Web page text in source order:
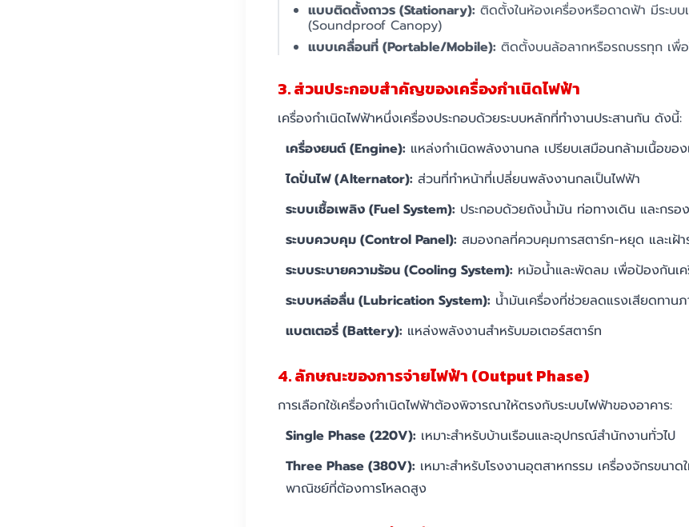
แบบติดตั้งถาวร (Stationary): ติดตั้งในห้องเครื่องหรือดาดฟ้า มีระบบ
(Soundproof Canopy)
แบบเคลื่อนที่ (Portable/Mobile): ติดตั้งบนล้อลากหรือรถบรรทุก เพื่
3. ส่วนประกอบสำคัญของเครื่องกำเนิดไฟฟ้า
เครื่องกำเนิดไฟฟ้าหนึ่งเครื่องประกอบด้วยระบบหลักที่ทำงานประสานกัน ดังนี้:
เครื่องยนต์ (Engine): แหล่งกำเนิดพลังงานกล เปรียบเสมือนกล้ามเนื้อขอ
ไดปั่นไฟ (Alternator): ส่วนที่ทำหน้าที่เปลี่ยนพลังงานกลเป็นไฟฟ้า
ระบบเชื้อเพลิง (Fuel System): ประกอบด้วยถังน้ำมัน ท่อทางเดิน และกรอ
ระบบควบคุม (Control Panel): สมองกลที่ควบคุมการสตาร์ท-หยุด และเฝ้
ระบบระบายความร้อน (Cooling System): หม้อน้ำและพัดลม เพื่อป้องกันเ
ระบบหล่อลื่น (Lubrication System): น้ำมันเครื่องที่ช่วยลดแรงเสียดทานภ
แบตเตอรี่ (Battery): แหล่งพลังงานสำหรับมอเตอร์สตาร์ท
4. ลักษณะของการจ่ายไฟฟ้า (Output Phase)
การเลือกใช้เครื่องกำเนิดไฟฟ้าต้องพิจารณาให้ตรงกับระบบไฟฟ้าของอาคาร:
Single Phase (220V): เหมาะสำหรับบ้านเรือนและอุปกรณ์สำนักงานทั่วไป
Three Phase (380V): เหมาะสำหรับโรงงานอุตสาหกรรม เครื่องจักรขนา
พาณิชย์ที่ต้องการโหลดสูง